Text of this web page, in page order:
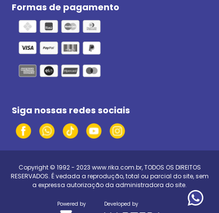
Formas de pagamento
Siga nossas redes sociais
Copyright © 1992 - 2023 www.rika.com.br, TODOS OS DIREITOS
RESERVADOS. É vedada a reprodução, total ou parcial do site, sem
a expressa autorização da administradora do site.
Powered by Developed by